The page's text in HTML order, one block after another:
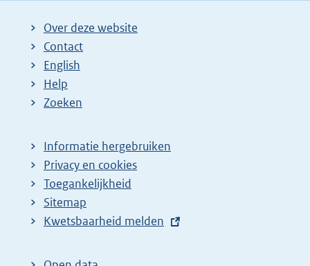
Over deze website
Contact
English
Help
Zoeken
Informatie hergebruiken
Privacy en cookies
Toegankelijkheid
Sitemap
E
t
Kwetsbaarheid melden